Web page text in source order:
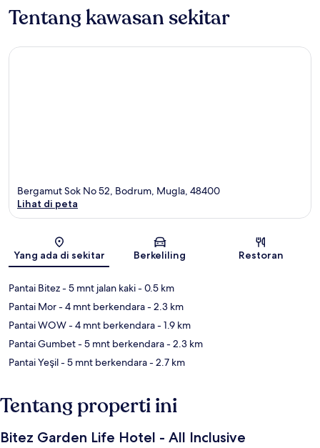
Tentang kawasan sekitar
Peta
Bergamut Sok No 52, Bodrum, Mugla, 48400
Lihat di peta
Yang ada di sekitar Berkeliling Restoran
Pantai Bitez- 5 mnt jalan kaki- 0.5 km
Pantai Mor- 4 mnt berkendara- 2.3 km
Pantai WOW- 4 mnt berkendara- 1.9 km
Pantai Gumbet- 5 mnt berkendara- 2.3 km
Pantai Yeşil- 5 mnt berkendara- 2.7 km
Tentang properti ini
Bitez Garden Life Hotel - All Inclusive